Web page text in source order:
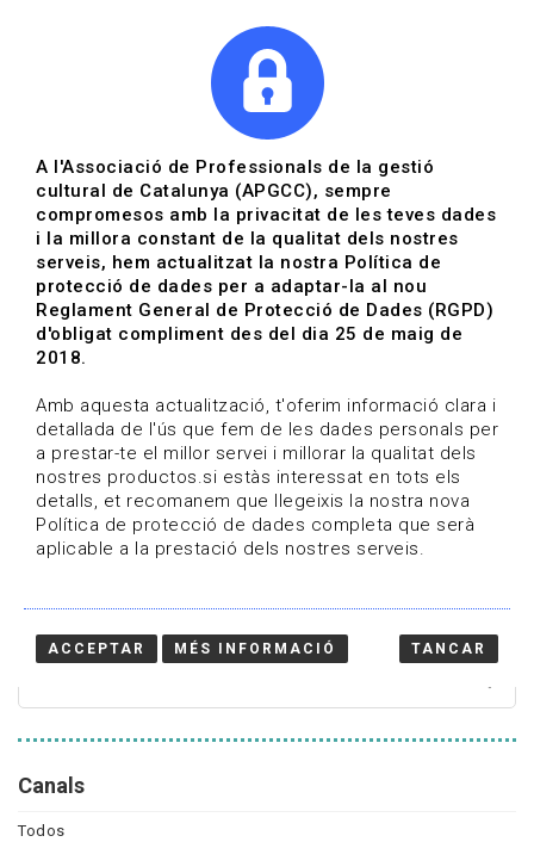
Actualitza't
Vols estar al dia?
HOME / BLOG
Estigues al dia
Convocatòries, activitats i notícies del sector de la
cultura.
Canals
Todos
A l'Associació de Professionals de la gestió
cultural de Catalunya (APGCC), sempre
compromesos amb la privacitat de les teves dades
i la millora constant de la qualitat dels nostres
serveis, hem actualitzat la nostra Política de
protecció de dades per a adaptar-la al nou
Reglament General de Protecció de Dades (RGPD)
d'obligat compliment des del dia 25 de maig de
2018.
Amb aquesta actualització, t'oferim informació clara i
detallada de l'ús que fem de les dades personals per
a prestar-te el millor servei i millorar la qualitat dels
nostres productos.si estàs interessat en tots els
detalls, et recomanem que llegeixis la nostra nova
Política de protecció de dades completa que serà
aplicable a la prestació dels nostres serveis.
ACCEPTAR MÉS INFORMACIÓ TANCAR